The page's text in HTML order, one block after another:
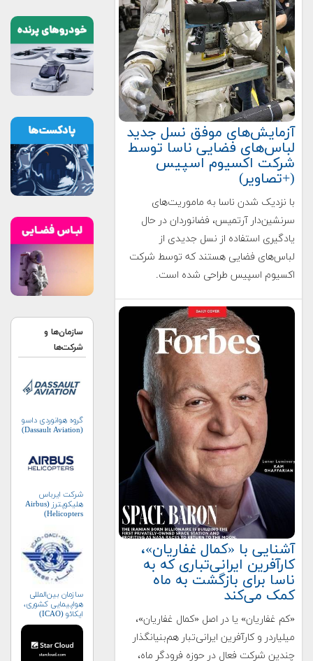
آزمایش‌های موفق نسل جدید
لباس‌های فضایی ناسا توسط
شرکت اکسیوم اسپیس
(+تصاویر)
با نزدیک شدن ناسا به ماموریت‌های
سرنشین‌دار آرتمیس، فضانوردان در حال
یادگیری استفاده از نسل جدیدی از
لباس‌های فضایی هستند که توسط شرکت
اکسیوم اسپیس طراحی شده است.
آشنایی با «کمال غفاریان»،
کارآفرین ایرانی‌تباری که به
ناسا برای بازگشت به ماه
کمک می‌کند
«کم غفاریان» یا در اصل «کمال غفاریان»،
میلیاردر و کارآفرین ایرانی‌تبار هم‌بنیانگذار
چندین شرکت‌ فعال در حوزه فرودگر ماه،
سازمان‌ها و
شرکت‌ها
گروه هوانوردی داسو
(Dassault Aviation)
شرکت ایرباس
هلیکوپترز (Airbus
Helicopters)
سازمان بین‌المللی
هواپیمایی کشوری،
ایکائو (ICAO)